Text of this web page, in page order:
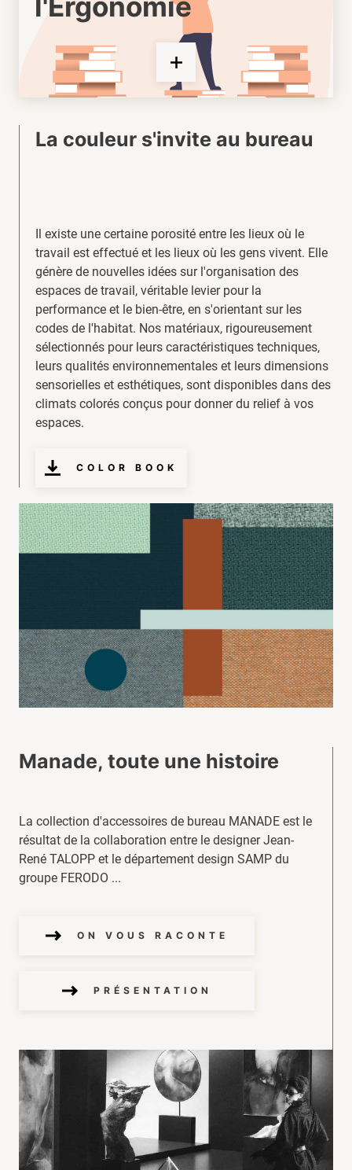
La couleur s'invite au bureau
Il existe une certaine porosité entre les lieux où le
travail est effectué et les lieux où les gens vivent. Elle
génère de nouvelles idées sur l'organisation des
espaces de travail, véritable levier pour la
performance et le bien-être, en s'orientant sur les
codes de l'habitat. Nos matériaux, rigoureusement
sélectionnés pour leurs caractéristiques techniques,
leurs qualités environnementales et leurs dimensions
sensorielles et esthétiques, sont disponibles dans des
climats colorés conçus pour donner du relief à vos
espaces.
COLOR BOOK
Manade, toute une histoire
La collection d'accessoires de bureau MANADE est le
résultat de la collaboration entre le designer Jean-
René TALOPP et le département design SAMP du
groupe FERODO ...
ON VOUS RACONTE
PRÉSENTATION